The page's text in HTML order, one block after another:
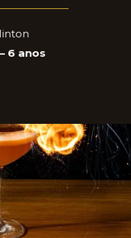
6 anos